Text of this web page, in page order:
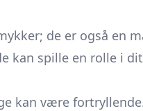
de er også en
kan spille en rolle i
kan være